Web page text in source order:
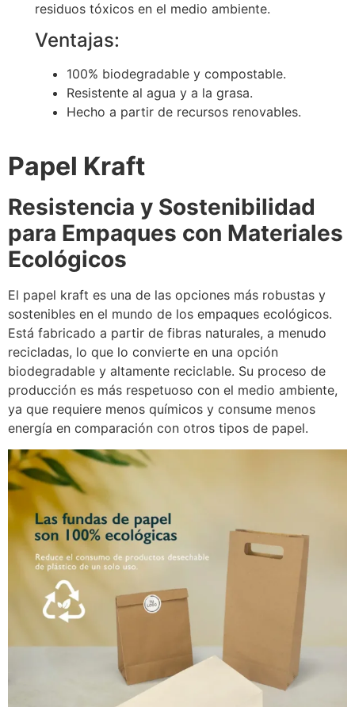
residuos tóxicos en el medio ambiente.
Ventajas:
100% biodegradable y compostable.
Resistente al agua y a la grasa.
Hecho a partir de recursos renovables.
Papel Kraft
Resistencia y Sostenibilidad
para Empaques con Materiales
Ecológicos
El papel kraft es una de las opciones más robustas y
sostenibles en el mundo de los empaques ecológicos.
Está fabricado a partir de fibras naturales, a menudo
recicladas, lo que lo convierte en una opción
biodegradable y altamente reciclable. Su proceso de
producción es más respetuoso con el medio ambiente,
ya que requiere menos químicos y consume menos
energía en comparación con otros tipos de papel.